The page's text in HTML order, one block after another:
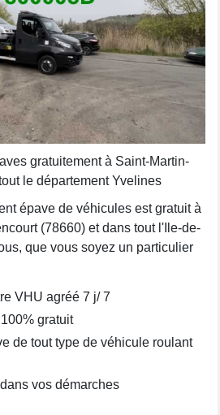
gratuitement à Saint-Martin-
le département Yvelines
épave de véhicules est gratuit à
(78660) et dans tout l'Ile-de-
que vous soyez un particulier
VHU agréé 7 j/ 7
gratuit
de tout type de véhicule roulant
vos démarches